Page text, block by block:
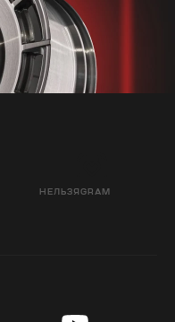
НЕЛЬЗЯGRAM